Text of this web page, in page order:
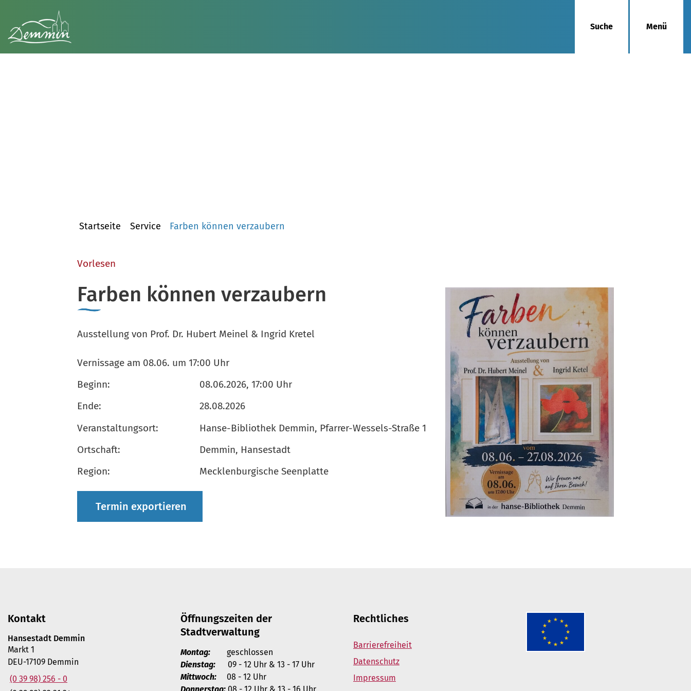
Suche Menü
Startseite Service Farben können verzaubern
Vorlesen
Farben können verzaubern
Ausstellung von Prof. Dr. Hubert Meinel & Ingrid Kretel
Vernissage am 08.06. um 17:00 Uhr
Beginn:
08.06.2026, 17:00 Uhr
Ende:
28.08.2026
Veranstaltungsort:
Hanse-Bibliothek Demmin, Pfarrer-Wessels-Straße 1
Ortschaft:
Demmin, Hansestadt
Region:
Mecklenburgische Seenplatte
Termin exportieren
Kontakt
Hansestadt Demmin
Markt 1
DEU-17109 Demmin
(0 39 98) 256 - 0
Öffnungszeiten der
Stadtverwaltung
Montag: geschlossen
Dienstag: 09 - 12 Uhr & 13 - 17 Uhr
Mittwoch: 08 - 12 Uhr
Donnerstag: 08 - 12 Uhr & 13 - 16 Uhr
Rechtliches
Barrierefreiheit
Datenschutz
Impressum